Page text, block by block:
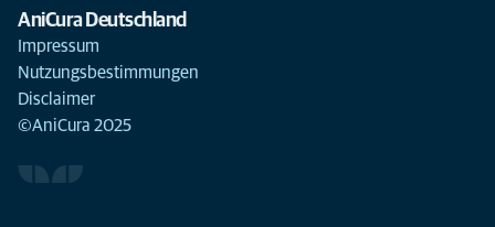
AniCura Deutschland
Impressum
Nutzungsbestimmungen
Disclaimer
©AniCura 2025